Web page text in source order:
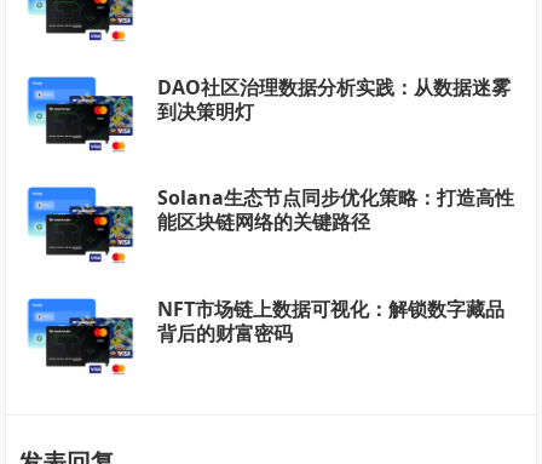
DAO社区治理数据分析实践：从数据迷雾
到决策明灯
Solana生态节点同步优化策略：打造高性
能区块链网络的关键路径
NFT市场链上数据可视化：解锁数字藏品
背后的财富密码